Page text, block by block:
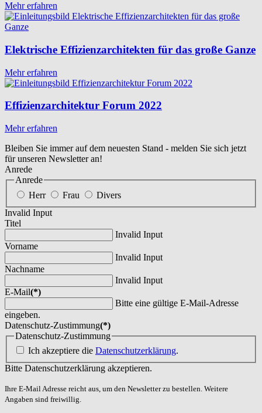
Mehr erfahren
Elektrische Effizienzarchitekten für das große Ganze
Mehr erfahren
Effizienzarchitektur Forum 2022
Mehr erfahren
Bleiben Sie immer auf dem neuesten Stand - melden Sie sich jetzt
für unseren Newsletter an!
Anrede
Anrede
Herr
Frau
Divers
Invalid Input
Titel
Invalid Input
Vorname
Invalid Input
Nachname
Invalid Input
E-Mail(*)
Bitte eine gültige E-Mail-Adresse
eingeben.
Datenschutz-Zustimmung(*)
Datenschutz-Zustimmung
Ich akzeptiere die Datenschutzerklärung.
Bitte Datenschutzerklärung akzeptieren.
Ihre E-Mail Adresse reicht aus, um den Newsletter zu bestellen. Weitere
Angaben sind freiwillig.